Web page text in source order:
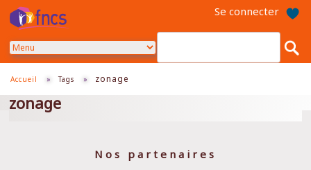
contenu
Se connecter
Accueil » Tags » zonage
zonage
Nos partenaires